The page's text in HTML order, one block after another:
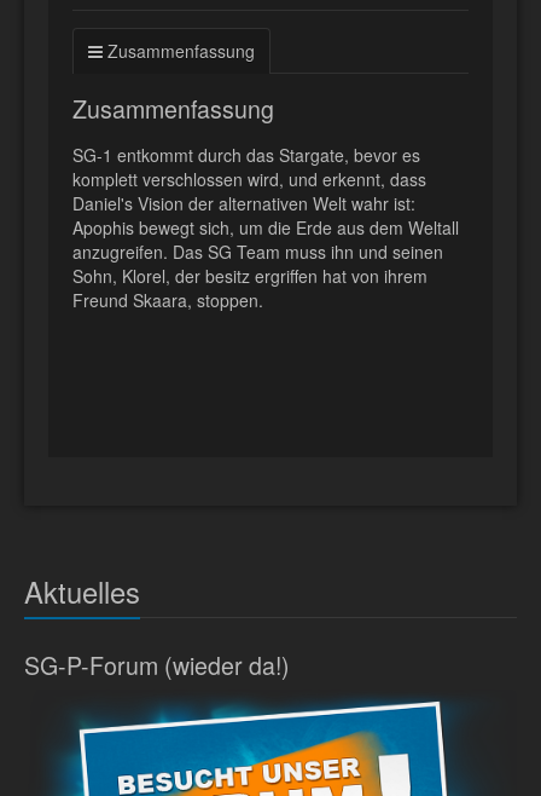
Zusammenfassung
Zusammenfassung
SG-1 entkommt durch das Stargate, bevor es
komplett verschlossen wird, und erkennt, dass
Daniel's Vision der alternativen Welt wahr ist:
Apophis bewegt sich, um die Erde aus dem Weltall
anzugreifen. Das SG Team muss ihn und seinen
Sohn, Klorel, der besitz ergriffen hat von ihrem
Freund Skaara, stoppen.
Aktuelles
SG-P-Forum (wieder da!)